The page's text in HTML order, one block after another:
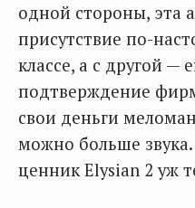
одной стороны, эта
присутствие по-
классе, а с другой —
подтверждение
свои деньги
можно больше звука.
ценник Elysian 2 уж